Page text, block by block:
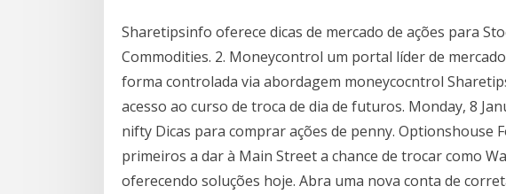
Sharetipsinfo oferece dicas de mercado de ações para
Commodities. 2. Moneycontrol um portal líder de
forma controlada via abordagem moneycocntrol
acesso ao curso de troca de dia de futuros. Monday, 8
nifty Dicas para comprar ações de penny. Optionshouse
primeiros a dar à Main Street a chance de trocar como
oferecendo soluções hoje. Abra uma nova conta de